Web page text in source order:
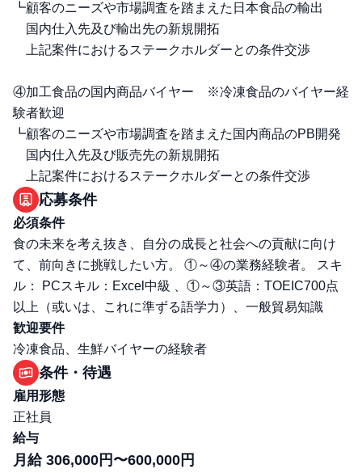
┗顧客のニーズや市場調査を踏まえた日本食品の輸出
国内仕入先及び輸出先の新規開拓
上記案件におけるステークホルダーとの条件交渉
④加工食品の国内商品バイヤー ※冷凍食品のバイヤー経
験者歓迎
┗顧客のニーズや市場調査を踏まえた国内商品のPB開発
国内仕入先及び販売先の新規開拓
上記案件におけるステークホルダーとの条件交渉
応募条件
必須条件
食の未来を考え抜き、自分の成長と社会への貢献に向け
て、前向きに挑戦したい方。 ①～④の業務経験者。 スキ
ル： PCスキル：Excel中級 、①～③英語：TOEIC700点
以上（或いは、これに準ずる語学力）、一般貿易知識
歓迎要件
冷凍食品、生鮮バイヤーの経験者
条件・待遇
雇用形態
正社員
給与
月給 306,000円〜600,000円